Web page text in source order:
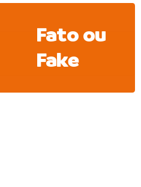
Fato ou
Fake